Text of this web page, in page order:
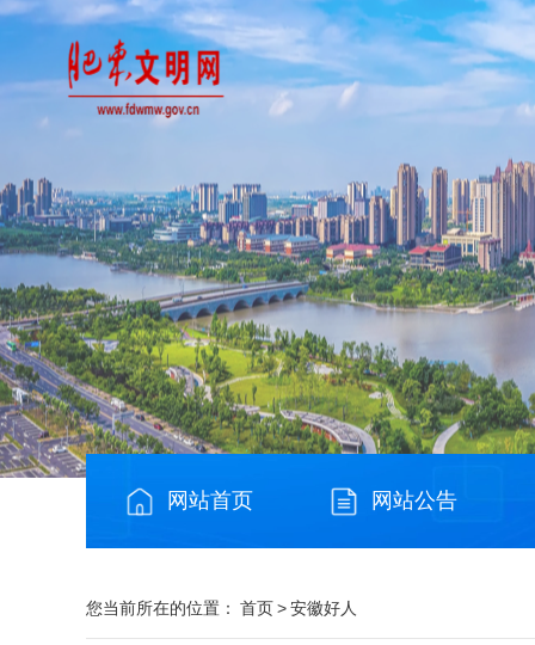
网站首页 网站公告
您当前所在的位置： 首页>安徽好人